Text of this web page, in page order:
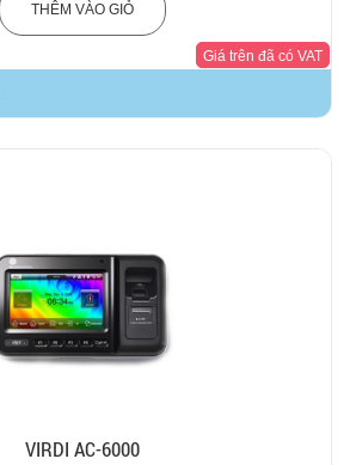
THÊM VÀO GIỎ
Giá trên đã có VAT
VIRDI AC-6000